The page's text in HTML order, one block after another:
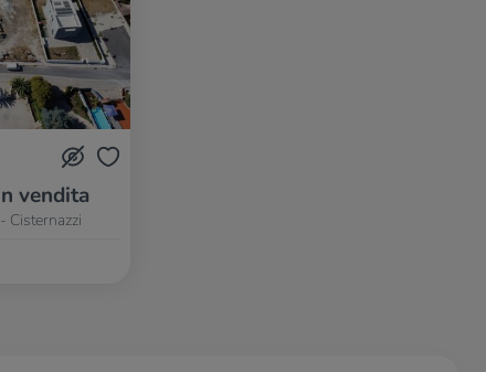
vendita
Cisternazzi